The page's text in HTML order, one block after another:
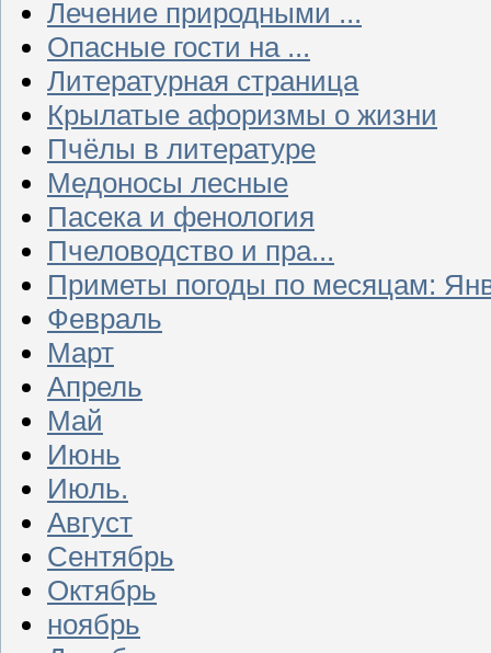
Лечение природными ...
Опасные гости на ...
Литературная страница
Крылатые афоризмы о жизни
Пчёлы в литературе
Медоносы лесные
Пасека и фенология
Пчеловодство и пра...
Приметы погоды по месяцам:
Февраль
Март
Апрель
Май
Июнь
Июль.
Август
Сентябрь
Октябрь
ноябрь